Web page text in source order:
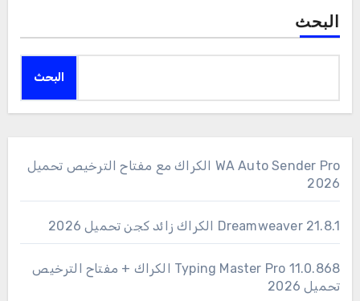
البحث
البحث
WA Auto Sender Pro الكراك مع مفتاح الترخيص تحميل
2026
Dreamweaver 21.8.1 الكراك زائد كجن تحميل 2026
11.0.868 Typing Master Pro الكراك + مفتاح الترخيص
تحميل 2026